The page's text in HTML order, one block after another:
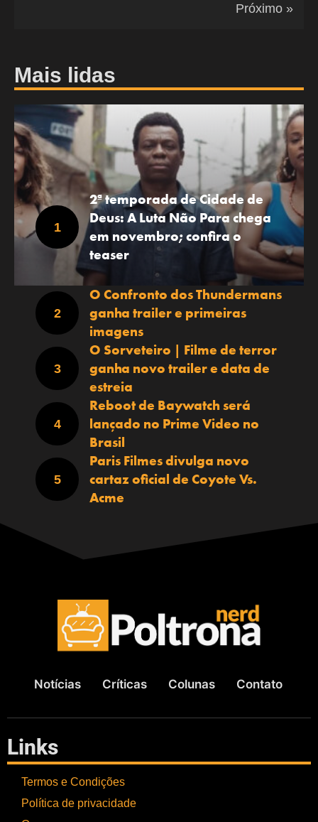
Próximo »
Mais lidas
2ª temporada de Cidade de
Deus: A Luta Não Para chega
em novembro; confira o
teaser
O Confronto dos Thundermans
ganha trailer e primeiras
imagens
O Sorveteiro | Filme de terror
ganha novo trailer e data de
estreia
Reboot de Baywatch será
lançado no Prime Video no
Brasil
Paris Filmes divulga novo
cartaz oficial de Coyote Vs.
Acme
Notícias Críticas Colunas Contato
Links
Termos e Condições
Política de privacidade